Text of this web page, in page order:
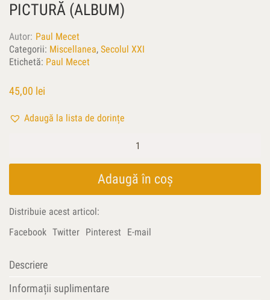
PICTURĂ (ALBUM)
Autor Paul Mecet
Categorii: Miscellanea, Secolul XXI
Etichetă: Paul Mecet
45,00 lei
Adaugă la lista de dorințe
(album)
Adaugă în coș
Distribuie acest articol:
Facebook Twitter Pinterest E-mail
Descriere
Informații suplimentare